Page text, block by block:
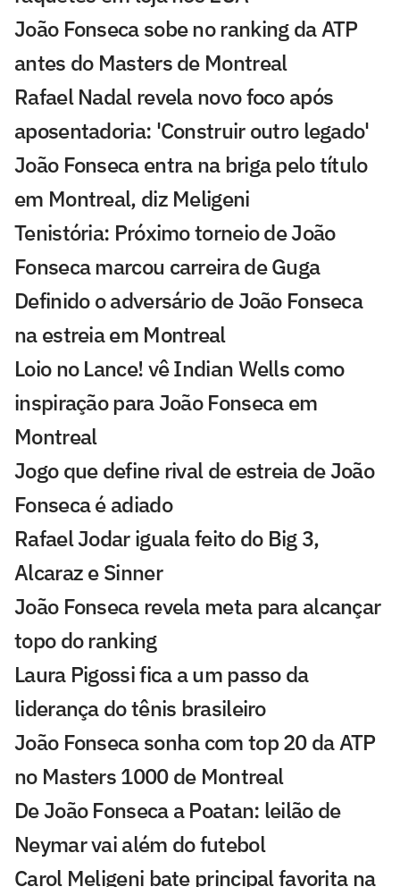
João Fonseca sobe no ranking da ATP
antes do Masters de Montreal
Rafael Nadal revela novo foco após
aposentadoria: 'Construir outro legado'
João Fonseca entra na briga pelo título
em Montreal, diz Meligeni
Tenistória: Próximo torneio de João
Fonseca marcou carreira de Guga
Definido o adversário de João Fonseca
na estreia em Montreal
Loio no Lance! vê Indian Wells como
inspiração para João Fonseca em
Montreal
Jogo que define rival de estreia de João
Fonseca é adiado
Rafael Jodar iguala feito do Big 3,
Alcaraz e Sinner
João Fonseca revela meta para alcançar
topo do ranking
Laura Pigossi fica a um passo da
liderança do tênis brasileiro
João Fonseca sonha com top 20 da ATP
no Masters 1000 de Montreal
De João Fonseca a Poatan: leilão de
Neymar vai além do futebol
Carol Meligeni bate principal favorita na